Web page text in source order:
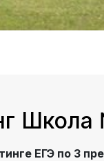
ЕГЭ по 3